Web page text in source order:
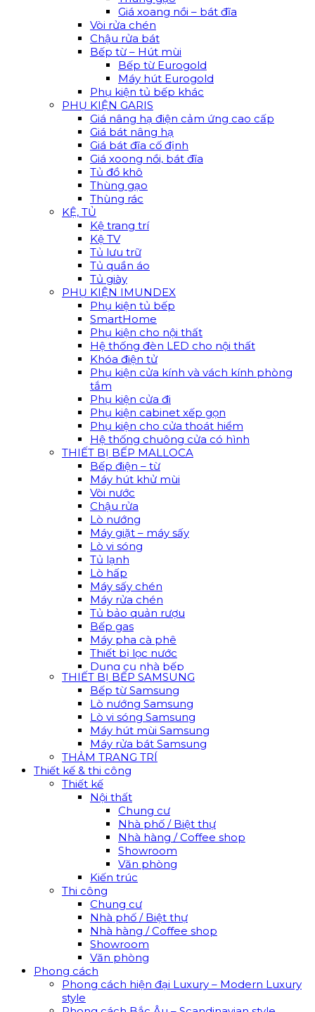
Giá xoang nồi – bát đĩa
Vòi rửa chén
Chậu rửa bát
Bếp từ – Hút mùi
Bếp từ Eurogold
Máy hút Eurogold
Phụ kiện tủ bếp khác
PHỤ KIỆN GARIS
Giá nâng hạ điện cảm ứng cao cấp
Giá bát nâng hạ
Giá bát đĩa cố định
Giá xoong nồi, bát đĩa
Tủ đồ khô
Thùng gạo
Thùng rác
KỆ, TỦ
Kệ trang trí
Kệ TV
Tủ lưu trữ
Tủ quần áo
Tủ giày
PHỤ KIỆN IMUNDEX
Phụ kiện tủ bếp
SmartHome
Phụ kiện cho nội thất
Hệ thống đèn LED cho nội thất
Khóa điện tử
Phụ kiện cửa kính và vách kính phòng
tắm
Phụ kiện cửa đi
Phụ kiện cabinet xếp gọn
Phụ kiện cho cửa thoát hiểm
Hệ thống chuông cửa có hình
THIẾT BỊ BẾP MALLOCA
Bếp điện – từ
Máy hút khử mùi
Vòi nước
Chậu rửa
Lò nướng
Máy giặt – máy sấy
Lò vi sóng
Tủ lạnh
Lò hấp
Máy sấy chén
Máy rửa chén
Tủ bảo quản rượu
Bếp gas
Máy pha cà phê
Thiết bị lọc nước
Dụng cụ nhà bếp
THIẾT BỊ BẾP SAMSUNG
Bếp từ Samsung
Lò nướng Samsung
Lò vi sóng Samsung
Máy hút mùi Samsung
Máy rửa bát Samsung
THẢM TRANG TRÍ
Thiết kế & thi công
Thiết kế
Nội thất
Chung cư
Nhà phố / Biệt thự
Nhà hàng / Coffee shop
Showroom
Văn phòng
Kiến trúc
Thi công
Chung cư
Nhà phố / Biệt thự
Nhà hàng / Coffee shop
Showroom
Văn phòng
Phong cách
Phong cách hiện đại Luxury – Modern Luxury
style